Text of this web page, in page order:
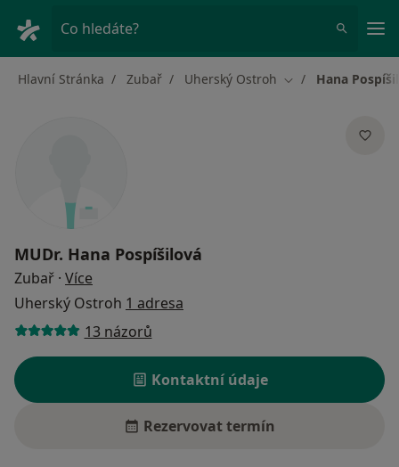
Co hledáte?
Hlavní Stránka Zubař Uherský Ostroh Změna města
Hana
MUDr. Hana Pospíšilová
Zubař · Více
Uherský Ostroh 1 adresa
13 názorů
Kontaktní údaje
Rezervovat termín